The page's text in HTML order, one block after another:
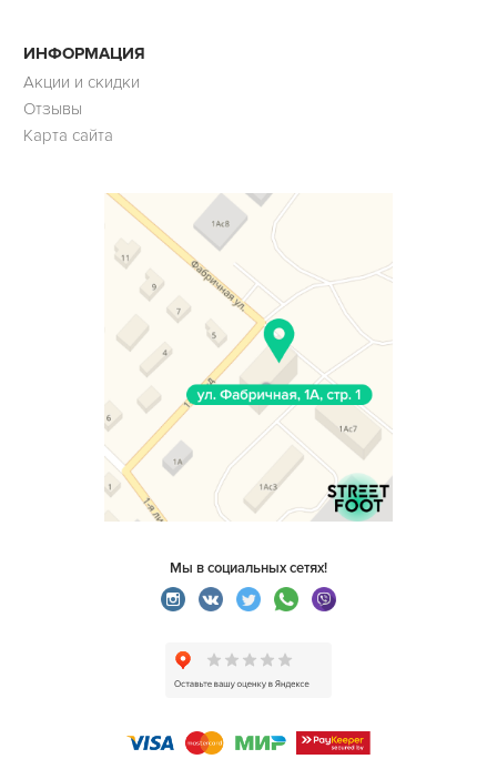
ИНФОРМАЦИЯ
Акции и скидки
Отзывы
Карта сайта
Мы в социальных сетях!